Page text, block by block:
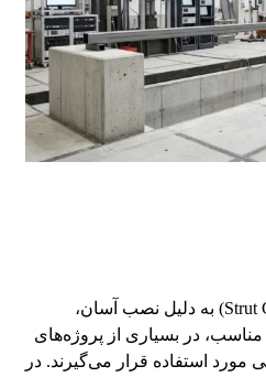
پروفیل‌های استرات (Strut Channel) به دلیل نصب آسان،
مناسب، در بسیاری از پروژه‌های
مورد استفاده قرار می‌گیرند. در